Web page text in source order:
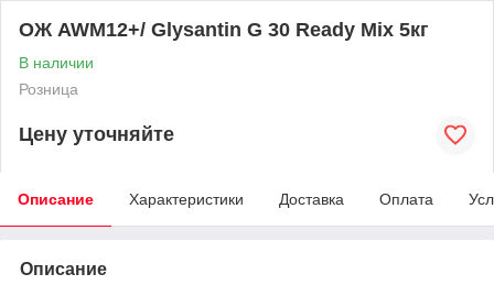
ОЖ AWM12+/ Glysantin G 30 Ready Mix 5кг
В наличии
Розница
Цену уточняйте
Описание Характеристики Доставка Оплата
Описание